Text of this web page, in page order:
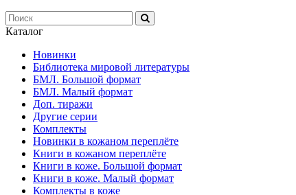
Каталог
Новинки
Библиотека мировой литературы
БМЛ. Большой формат
БМЛ. Малый формат
Доп. тиражи
Другие серии
Комплекты
Новинки в кожаном переплёте
Книги в кожаном переплёте
Книги в коже. Большой формат
Книги в коже. Малый формат
Комплекты в коже